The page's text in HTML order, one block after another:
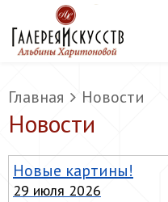
Главная Новости
Новости
Новые картины!
29 июля 2026